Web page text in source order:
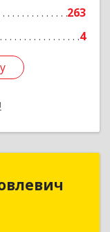
263
4
Подробнее
г, Красной